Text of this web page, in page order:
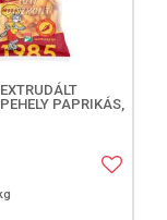
PAPRIKÁS,